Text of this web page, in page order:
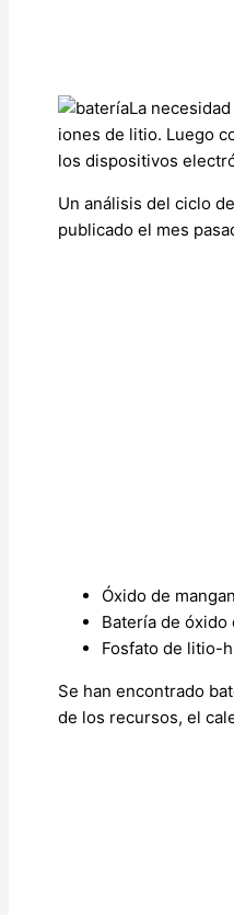
La
iones de litio. Luego
los dispositivos
Un análisis del ciclo
publicado el mes
Óxido de
Batería de
Fosfato de litio-
Se han encontrado
de los recursos, el